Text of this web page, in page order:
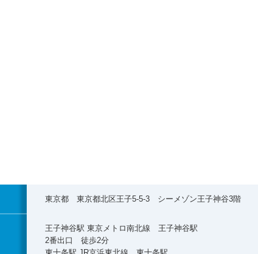
東京都 東京都北区王子5-5-3 シーメゾン王子神谷3階
王子神谷駅 東京メトロ南北線 王子神谷駅
2番出口 徒歩2分